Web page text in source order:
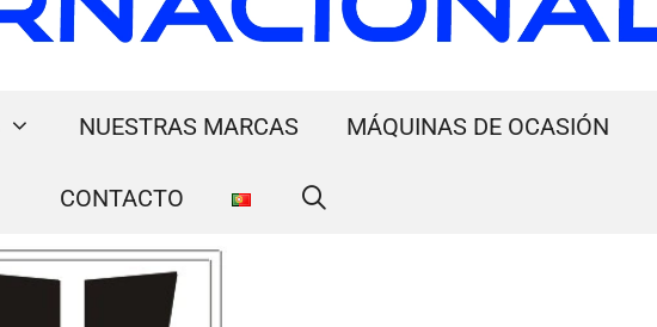
NUESTRAS MARCAS MÁQUINAS DE OCASIÓN
CONTACTO